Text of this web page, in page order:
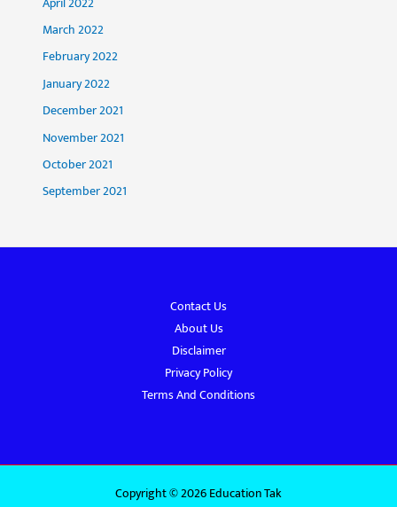
March 2022
February 2022
January 2022
December 2021
November 2021
October 2021
September 2021
Contact Us
About Us
Disclaimer
Privacy Policy
Terms And Conditions
Copyright © 2026 Education Tak